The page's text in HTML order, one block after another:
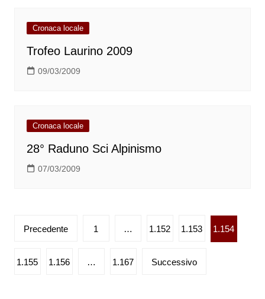
Cronaca locale
Trofeo Laurino 2009
09/03/2009
Cronaca locale
28° Raduno Sci Alpinismo
07/03/2009
Paginazione
articoli
Precedente 1 … 1.152 1.153 1.154
1.155 1.156 … 1.167 Successivo